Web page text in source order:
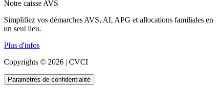
Notre caisse AVS
Simplifiez vos démarches AVS, AI, APG et allocations familiales en
un seul lieu.
Plus d'infos
Copyrights © 2026 | CVCI
Paramètres de confidentialité